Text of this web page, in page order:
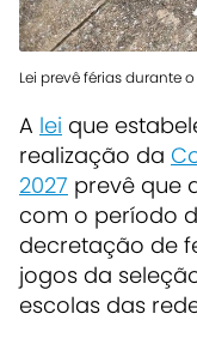
Lei prevê férias durante
A lei que
realização da
2027 prevê que
com o período
decretação de
jogos da
escolas das